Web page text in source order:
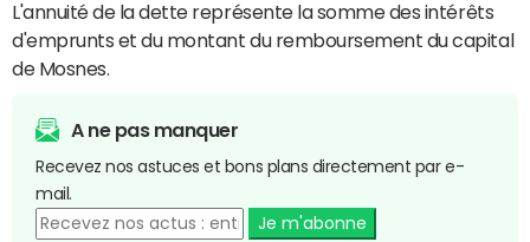
L'annuité de la dette représente la somme des intérêts
d'emprunts et du montant du remboursement du capital
de Mosnes.
A ne pas manquer
Recevez nos astuces et bons plans directement par e-
mail.
Je m'abonne